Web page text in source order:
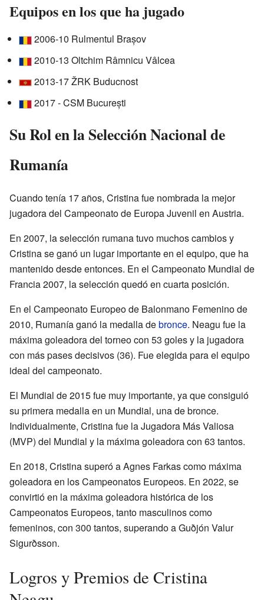
Equipos en los que ha jugado
2006-10 Rulmentul Brașov
2010-13 Oltchim Râmnicu Vâlcea
2013-17 ŽRK Buducnost
2017 - CSM București
Su Rol en la Selección Nacional de
Rumanía
Cuando tenía 17 años, Cristina fue nombrada la mejor
jugadora del Campeonato de Europa Juvenil en Austria.
En 2007, la selección rumana tuvo muchos cambios y
Cristina se ganó un lugar importante en el equipo, que ha
mantenido desde entonces. En el Campeonato Mundial de
Francia 2007, la selección quedó en cuarta posición.
En el Campeonato Europeo de Balonmano Femenino de
2010, Rumanía ganó la medalla debronce. Neagu fue la
máxima goleadora del torneo con 53 goles y la jugadora
con más pases decisivos (36). Fue elegida para el equipo
ideal del campeonato.
El Mundial de 2015 fue muy importante, ya que consiguió
su primera medalla en un Mundial, una de bronce.
Individualmente, Cristina fue la Jugadora Más Valiosa
(MVP) del Mundial y la máxima goleadora con 63 tantos.
En 2018, Cristina superó a Agnes Farkas como máxima
goleadora en los Campeonatos Europeos. En 2022, se
convirtió en la máxima goleadora histórica de los
Campeonatos Europeos, tanto masculinos como
femeninos, con 300 tantos, superando a Guðjón Valur
Sigurðsson.
Logros y Premios de Cristina